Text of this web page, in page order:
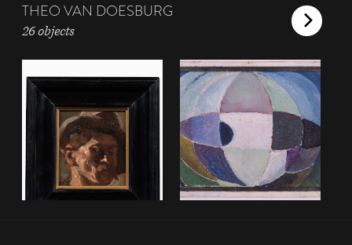
THEO VAN DOESBURG
26 objects